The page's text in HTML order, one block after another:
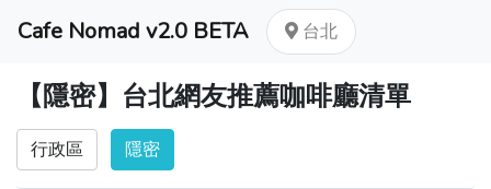
Cafe Nomad v2.0 BETA 台北
【隱密】台北網友推薦咖啡廳清單
行政區 隱密